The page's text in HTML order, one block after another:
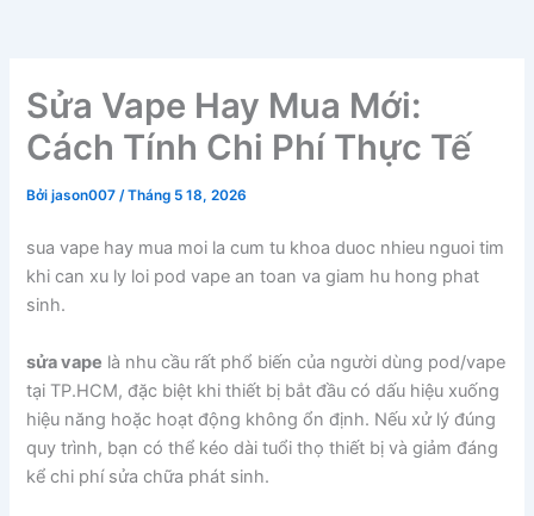
Sửa Vape Hay Mua Mới:
Cách Tính Chi Phí Thực Tế
Bởijason007/Tháng 5 18, 2026
sua vape hay mua moi la cum tu khoa duoc nhieu nguoi tim
khi can xu ly loi pod vape an toan va giam hu hong phat
sinh.
sửa vape là nhu cầu rất phổ biến của người dùng pod/vape
tại TP.HCM, đặc biệt khi thiết bị bắt đầu có dấu hiệu xuống
hiệu năng hoặc hoạt động không ổn định. Nếu xử lý đúng
quy trình, bạn có thể kéo dài tuổi thọ thiết bị và giảm đáng
kể chi phí sửa chữa phát sinh.